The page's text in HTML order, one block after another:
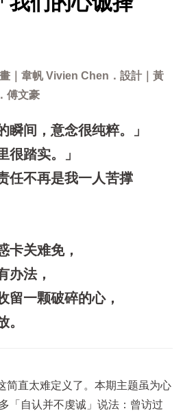
｜韋帆 Vivien Chen．設計｜黃
傅文豪
瞬间，意念很纯粹。」
很踏实。」
任不再是我一人苦撑
卡关难免，
办法，
留一颗破碎的心，
。
简直太难定义了。本期主题虽为心
「自认并不虔诚」说法：曾访过